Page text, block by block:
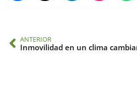
ANTERIOR
Inmovilidad en un clima